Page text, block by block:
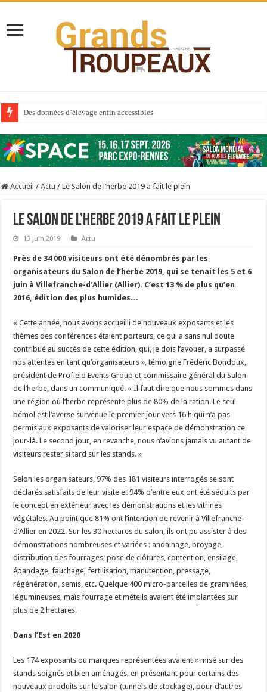
Des données d’élevage enfin accessibles
Au sommaire du premier numéro de 2025
Au sommaire de GTM 110
Aidez-nous à améliorer la santé de vos veaux !
Prix du lait européen : la France résiste mieux
Un été fructueux pour Lactalis
Accueil / Actu / Le Salon de l’herbe 2019 a fait le plein
Le Salon de l’herbe 2019 a fait le plein
13 juin 2019 Actu
Près de 34 000 visiteurs ont été dénombrés par les
organisateurs du Salon de l’herbe 2019, qui se tenait les 5 et 6
juin à Villefranche-d’Allier (Allier). C’est 13 % de plus qu’en
2016, édition des plus humides…
« Cette année, nous avons accueilli de nouveaux exposants et les
thèmes des conférences étaient porteurs, ce qui a sans nul doute
contribué au succès de cette édition, qui, je dois l’avouer, a surpassé
nos attentes en tant qu’organisateurs », témoigne Frédéric Bondoux,
président de Profield Events Group et commissaire général du Salon
de l’herbe, dans un communiqué. « Il faut dire que nous sommes dans
une région où l’herbe représente plus de 80% de la ration. Le seul
bémol est l’averse survenue le premier jour vers 16 h qui n’a pas
permis aux exposants de valoriser leur espace de démonstration ce
jour-là. Le second jour, en revanche, nous n’avions jamais vu autant de
visiteurs rester si tard sur les stands. »
Selon les organisateurs, 97% des 181 visiteurs interrogés se sont
déclarés satisfaits de leur visite et 94% d’entre eux ont été séduits par
le concept en extérieur avec les démonstrations et les vitrines
végétales. Au point que 81% ont l’intention de revenir à Villefranche-
d’Allier en 2022. Sur les 30 hectares du salon, ils ont pu assister à des
démonstrations nombreuses et variées : andainage, broyage,
distribution des fourrages, pose de clôtures, contention, ensilage,
épandage, fauchage, fertilisation, manutention, pressage,
régénération, semis, etc. Quelque 400 micro-parcelles de graminées,
légumineuses, maïs fourrage et méteils avaient été implantées sur
plus de 2 hectares.
Dans l’Est en 2020
Les 174 exposants ou marques représentées avaient « misé sur des
stands soignés et bien aménagés, en présentant pour certains des
nouveaux produits sur le salon (tunnels de stockage), pour d’autres